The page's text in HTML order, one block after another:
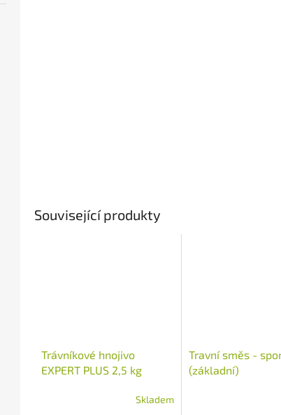
Související produkty
Trávníkové hnojivo
EXPERT PLUS 2,5 kg
Skladem
Travní směs -
(základní)